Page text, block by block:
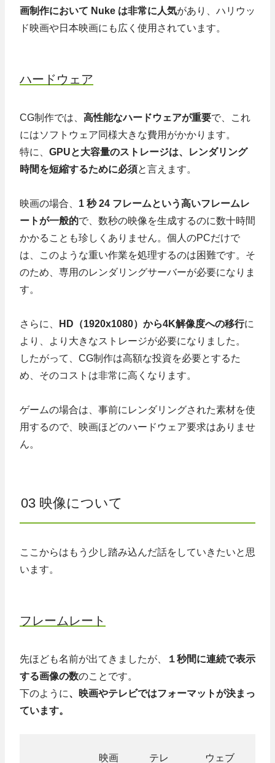
画制作において Nuke は非常に人気があり、ハリウッ
ド映画や日本映画にも広く使用されています。
ハードウェア
CG制作では、 高性能なハードウェアが重要で、これ
にはソフトウェア同様大きな費用がかかります。
特に、 GPUと大容量のストレージは、レンダリング
時間を短縮するために必須と言えます。
映画の場合、 1 秒 24 フレームという高いフレームレ
ートが一般的で、数秒の映像を生成するのに数十時間
かかることも珍しくありません。個人のPCだけで
は、このような重い作業を処理するのは困難です。そ
のため、専用のレンダリングサーバーが必要になりま
す。
さらに、 HD（1920x1080）から4K解像度への移行に
より、より大きなストレージが必要になりました。
したがって、CG制作は高額な投資を必要とするた
め、そのコストは非常に高くなります。
ゲームの場合は、事前にレンダリングされた素材を使
用するので、映画ほどのハードウェア要求はありませ
ん。
03 映像について
ここからはもう少し踏み込んだ話をしていきたいと思
います。
フレームレート
先ほども名前が出てきましたが、
１秒間に連続で表示
する画像の数のことです。
下のように、映画やテレビではフォーマットが決まっ
ています。
映画 テレ ウェブ